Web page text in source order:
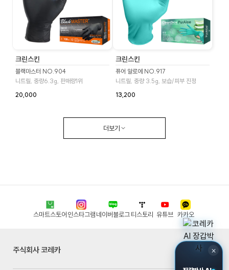
×
크린스킨
블랙마스터 NO.904
니트릴, 중량6.3g, 판매량1위
20,000
크린스킨
퓨어 알로에 NO.917
니트릴, 중량 3.5g, 보습/피부 진정
13,200
더보기
스마트스토어인스타그램네이버블로그티스토리 유튜브 카카오
주식회사 코레카